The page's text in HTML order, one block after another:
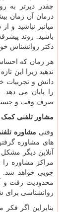
چقدر دیرتر به
درمان آن زمان
میانبر نباشید و از
باشید. روند
دکتر روانشناس خود
هر زمان که
ندهید زیرا این
دانش و تجربیات
را پایان می
صرف وقت و جستجو
مشاور تلفنی
وقتی مشاوره
های مشاوره
آنلاین دیگر
مراکز مشاوره را
جویی خواهد
محدودیت رفت و
روانشناسی
بنابراین اگر فکر